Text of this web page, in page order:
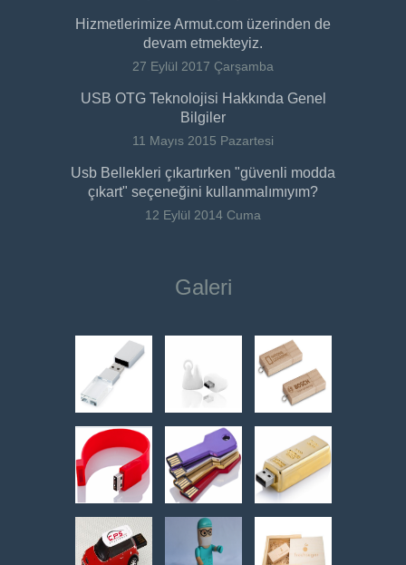
Hizmetlerimize Armut.com üzerinden de
devam etmekteyiz.
27 Eylül 2017 Çarşamba
USB OTG Teknolojisi Hakkında Genel
Bilgiler
11 Mayıs 2015 Pazartesi
Usb Bellekleri çıkartırken "güvenli modda
çıkart" seçeneğini kullanmalımıyım?
12 Eylül 2014 Cuma
Galeri